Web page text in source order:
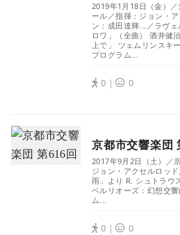
2019年1月18日（金）
ール／指揮：ジョン・
ン：成田達輝...／ラヴ
ロワ」（全曲） 酒井健
上で」 ツェムリンスキ
プログラム...
0｜ 0
京都市交響楽団
2017年9月2日（土）／
ジョン・アクセルロッ
雨」より R. シュトラウ
ベルリオーズ：幻想交
ム...
0｜ 0